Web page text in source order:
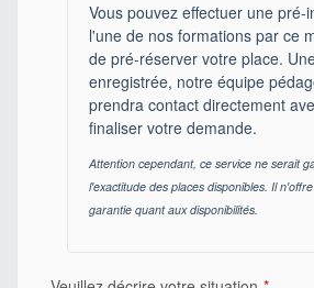
Vous pouvez effectuer une pré-
l'une de nos formations par ce
de pré-réserver votre place.
enregistrée, notre équipe
prendra contact directement
finaliser votre demande.
Attention cependant, ce service ne serait
l'exactitude des places disponibles. Il
garantie quant aux disponibilités.